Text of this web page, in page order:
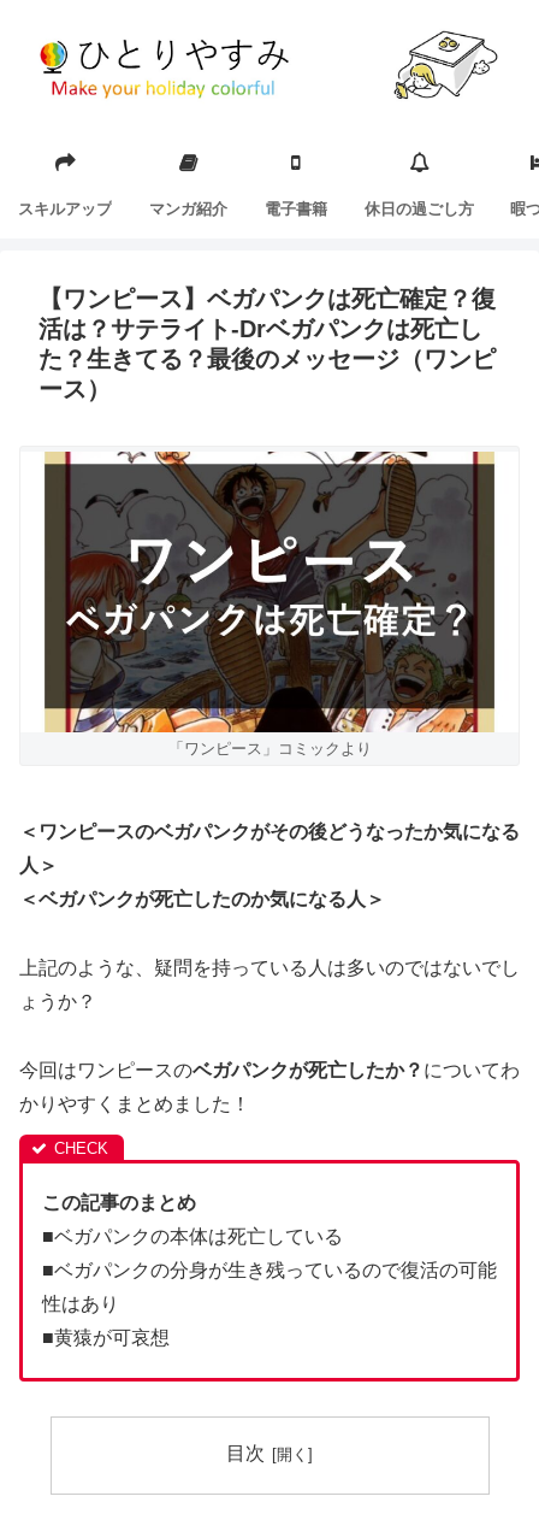
スキルアップ マンガ紹介 電子書籍 休日の過ごし方 暇
【ワンピース】ベガパンクは死亡確定？復
活は？サテライト-Drベガパンクは死亡し
た？生きてる？最後のメッセージ（ワンピ
ース）
「ワンピース」コミックより
＜ワンピースのベガパンクがその後どうなったか気になる
人＞
＜ベガパンクが死亡したのか気になる人＞
上記のような、疑問を持っている人は多いのではないでし
ょうか？
今回はワンピースのベガパンクが死亡したか？ についてわ
かりやすくまとめました！
この記事のまとめ
■ベガパンクの本体は死亡している
■ベガパンクの分身が生き残っているので復活の可能
性はあり
■黄猿が可哀想
目次